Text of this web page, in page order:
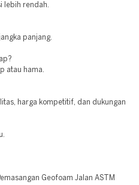
lebih rendah.
panjang.
atau hama.
harga kompetitif, dan dukungan
Geofoam Jalan ASTM